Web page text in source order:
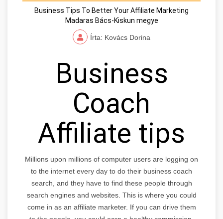
Business Tips To Better Your Affiliate Marketing
Madaras Bács-Kiskun megye
Írta: Kovács Dorina
Business
Coach
Affiliate tips
Millions upon millions of computer users are logging on
to the internet every day to do their business coach
search, and they have to find these people through
search engines and websites. This is where you could
come in as an affiliate marketer. If you can drive them